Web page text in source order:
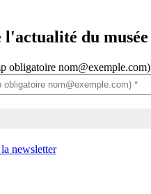
l'actualité du musée
obligatoire nom@exemple.com)
newsletter